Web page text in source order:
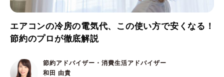
エアコンの冷房の電気代、この使い方で安くなる！
節約のプロが徹底解説
節約アドバイザー・消費生活アドバイザー
和田 由貴